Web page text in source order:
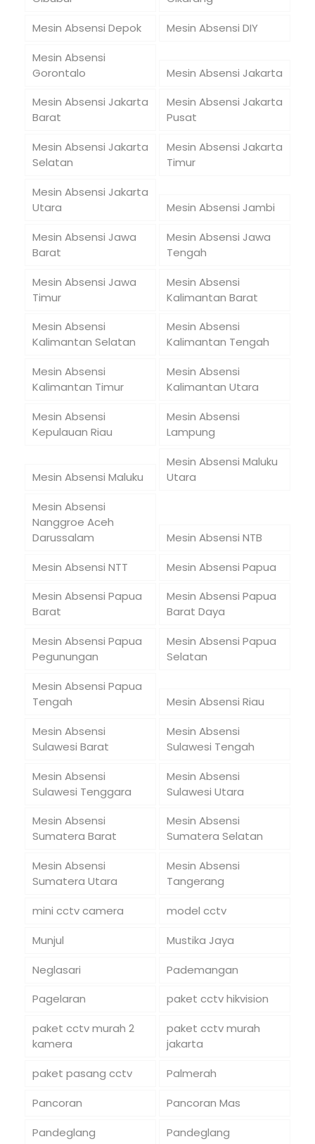
Mesin Absensi Depok
Mesin Absensi DIY
Mesin Absensi
Gorontalo
Mesin Absensi Jakarta
Mesin Absensi Jakarta
Barat
Mesin Absensi Jakarta
Pusat
Mesin Absensi Jakarta
Selatan
Mesin Absensi Jakarta
Timur
Mesin Absensi Jakarta
Utara
Mesin Absensi Jambi
Mesin Absensi Jawa
Barat
Mesin Absensi Jawa
Tengah
Mesin Absensi Jawa
Timur
Mesin Absensi
Kalimantan Barat
Mesin Absensi
Kalimantan Selatan
Mesin Absensi
Kalimantan Tengah
Mesin Absensi
Kalimantan Timur
Mesin Absensi
Kalimantan Utara
Mesin Absensi
Kepulauan Riau
Mesin Absensi
Lampung
Mesin Absensi Maluku
Mesin Absensi Maluku
Utara
Mesin Absensi
Nanggroe Aceh
Darussalam
Mesin Absensi NTB
Mesin Absensi NTT
Mesin Absensi Papua
Mesin Absensi Papua
Barat
Mesin Absensi Papua
Barat Daya
Mesin Absensi Papua
Pegunungan
Mesin Absensi Papua
Selatan
Mesin Absensi Papua
Tengah
Mesin Absensi Riau
Mesin Absensi
Sulawesi Barat
Mesin Absensi
Sulawesi Tengah
Mesin Absensi
Sulawesi Tenggara
Mesin Absensi
Sulawesi Utara
Mesin Absensi
Sumatera Barat
Mesin Absensi
Sumatera Selatan
Mesin Absensi
Sumatera Utara
Mesin Absensi
Tangerang
mini cctv camera
model cctv
Munjul
Mustika Jaya
Neglasari
Pademangan
Pagelaran
paket cctv hikvision
paket cctv murah 2
kamera
paket cctv murah
jakarta
paket pasang cctv
Palmerah
Pancoran
Pancoran Mas
Pandeglang
Pandeglang